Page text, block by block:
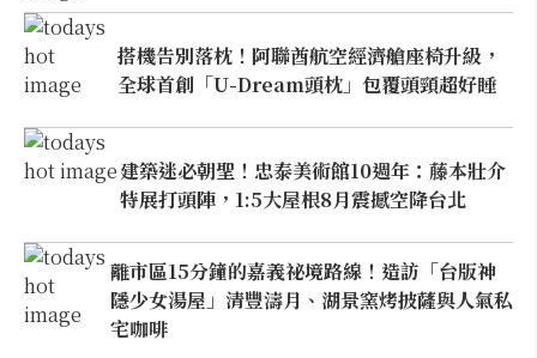
搭機告別落枕！阿聯酋航空經濟艙座椅升級，
全球首創「U-Dream頭枕」包覆頭頸超好睡
建築迷必朝聖！忠泰美術館10週年：藤本壯介
特展打頭陣，1:5大屋根8月震撼空降台北
離市區15分鐘的嘉義祕境路線！造訪「台版神
隱少女湯屋」清豐濤月、湖景窯烤披薩與人氣私
宅咖啡